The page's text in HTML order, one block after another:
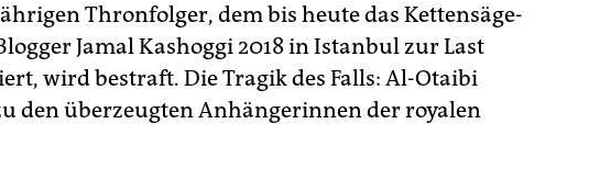
Thronfolger, dem bis heute das Kettensäge-
Jamal Kashoggi 2018 in Istanbul zur Last
wird bestraft. Die Tragik des Falls: Al-Otaibi
den überzeugten Anhängerinnen der royalen